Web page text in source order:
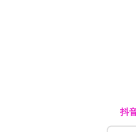
抖